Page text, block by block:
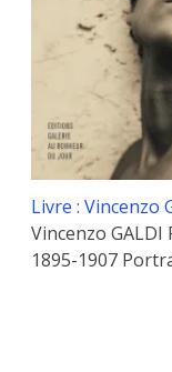
Livre : Vincenzo
Vincenzo
1895-1907